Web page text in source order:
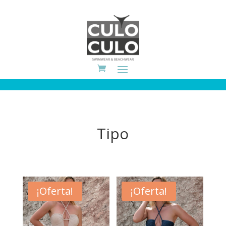
Tipo
¡Oferta! ¡Oferta!